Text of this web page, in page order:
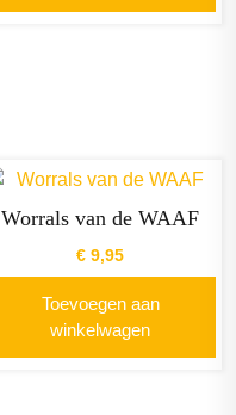
Worrals van de WAAF
€ 9,95
Toevoegen aan
winkelwagen